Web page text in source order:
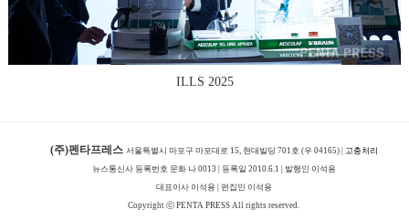
ILLS 2025
(주)펜타프레스 서울특별시 마포구 마포대로 15, 현대빌딩 701호 (우 04165) |
고충처리
뉴스통신사 등록번호 문화 나 0013 | 등록일 2010.6.1 | 발행인 이석용
대표이사 이석용 | 편집인 이석용
Copyright ⓒ PENTA PRESS All rights reserved.